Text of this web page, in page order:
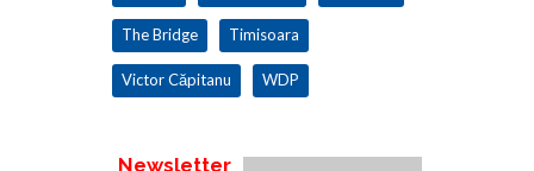
The Bridge Timisoara
Victor Căpitanu WDP
Newsletter